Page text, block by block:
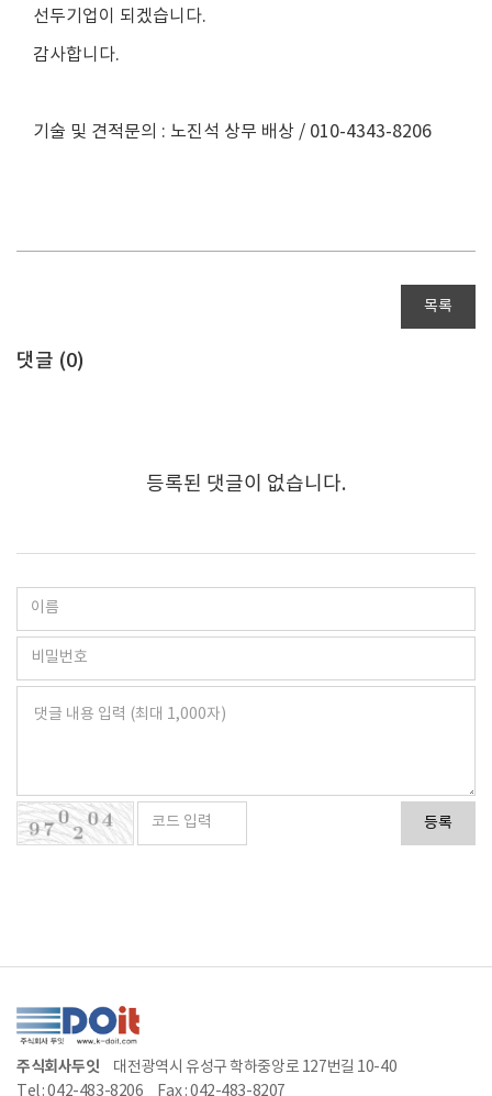
선두기업이 되겠습니다.
​감사합니다.
기술 및 견적문의 : 노진석 상무 배상 / 010-4343-8206
목록
댓글 (0)
등록된 댓글이 없습니다.
등록
주식회사두잇
대전광역시 유성구 학하중앙로 127번길 10-40
Tel : 042-483-8206
Fax : 042-483-8207